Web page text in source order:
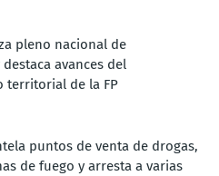
pleno nacional de
avances del
territorial de la FP
puntos de venta de drogas,
de fuego y arresta a varias